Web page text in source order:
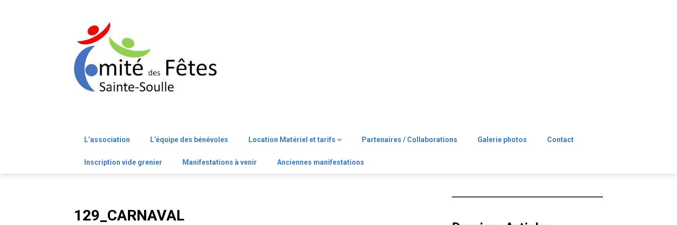
L’association L’équipe des bénévoles Location Matériel et tarifs Partenaires / Collaborations Galerie photos Contact
Inscription vide grenier Manifestations à venir Anciennes manifestations
129_CARNAVAL